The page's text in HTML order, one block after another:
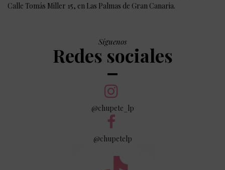
Calle Tomás Miller 15, en Las Palmas de Gran Canaria.
Síguenos
Redes sociales
@chupete_lp
@chupetelp